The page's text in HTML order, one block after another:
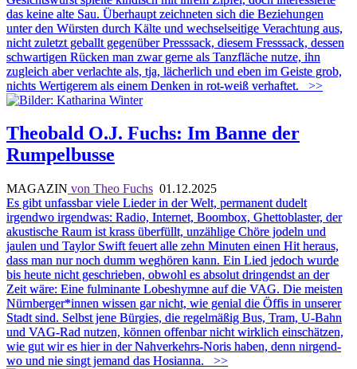
das keine alte Sau. Überhaupt zeichneten sich die Beziehungen
unter den Würsten durch Kälte und wechselseitige Verachtung aus,
nicht zuletzt geballt gegenüber Presssack, diesem Fresssack, dessen
schwartigen Rücken man zwar gerne als Tanzfläche nutze, ihn
zugleich aber verlachte als, tja, lächerlich und eben im Geiste grob,
nichts Wertigerem als einem Denken in rot-weiß verhaftet.
>>
Theobald O.J. Fuchs: Im Banne der
Rumpelbusse
MAGAZIN von Theo Fuchs 01.12.2025
Es gibt unfassbar viele Lieder in der Welt, permanent dudelt
irgendwo irgendwas: Radio, Internet, Boombox, Ghettoblaster, der
akustische Raum ist krass überfüllt, unzählige Chöre jodeln und
jaulen und Taylor Swift feuert alle zehn Minuten einen Hit heraus,
dass man nur noch dumm weghören kann. Ein Lied jedoch wurde
bis heute nicht geschrieben, obwohl es absolut dringendst an der
Zeit wäre: Eine fulminante Lobeshymne auf die VAG. Die meisten
Nürnberger*innen wissen gar nicht, wie genial die Öffis in unserer
Stadt sind. Selbst jene Bürgies, die regelmäßig Bus, Tram, U-Bahn
und VAG-Rad nutzen, können offenbar nicht wirklich einschätzen,
wie gut wir es hier in der Nahverkehrs-Noris haben, denn nirgend-
wo und nie singt jemand das Hosianna.
>>